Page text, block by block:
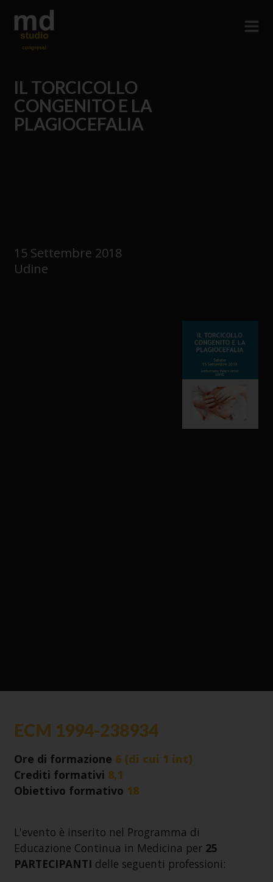
IL TORCICOLLO
CONGENITO E LA
PLAGIOCEFALIA
15 Settembre 2018
Udine
ECM 1994-238934
Ore di formazione 6 (di cui 1 int)
Crediti formativi 8,1
Obiettivo formativo 18
L'evento è inserito nel Programma di
Educazione Continua in Medicina per 25
PARTECIPANTI delle seguenti professioni: